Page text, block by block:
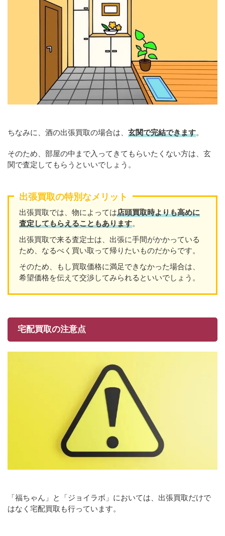
ちなみに、酒の出張買取の場合は、 玄関で完結できます。
そのため、部屋の中まで入ってきてもらいたくない方は、玄
関で査定してもらうといいでしょう。
出張買取の特別なメリット
出張買取では、物によっては店頭買取時よりも高めに
査定してもらえることもあります。
出張買取で来る査定士は、出張に手間がかかっている
ため、なるべく買い取って帰りたいものだからです。
そのため、もし買取価格に満足できなかった場合は、
希望価格を伝えて交渉してみられるといいでしょう。
宅配買取の注意点
「福ちゃん」と「ジョイラボ」においては、出張買取だけで
はなく宅配買取も行っています。